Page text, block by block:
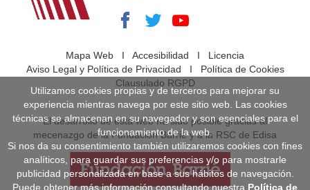
Mapa Web I Accesibilidad I Licencia
Aviso Legal y Política de Privacidad I Política de Cookies
Clausulado RGPD
El desarrollo de esta web ha sido posible gracias al
mecenazgo de la Fundación Barrié y a la RSC de Edisa
Utilizamos cookies propias y de terceros para mejorar su
experiencia mientras navega por este sitio web. Las cookies
técnicas se almacenan en su navegador y son esenciales para el
funcionamiento de la web.
Si nos da su consentimiento también utilizaremos cookies con fines
analíticos, para guardar sus preferencias y/o para mostrarle
publicidad personalizada en base a sus hábitos de navegación.
Puede obtener más información consultando nuestra Política de